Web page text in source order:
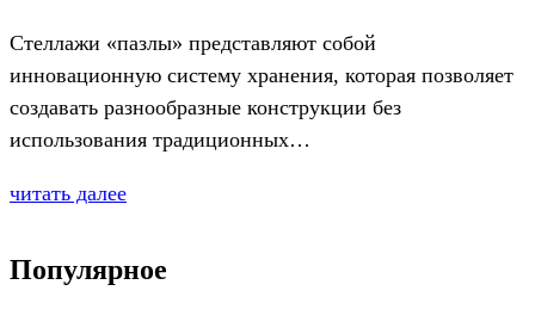
Стеллажи «пазлы» представляют собой
инновационную систему хранения, которая позволяет
создавать разнообразные конструкции без
использования традиционных…
читать далее
Популярное